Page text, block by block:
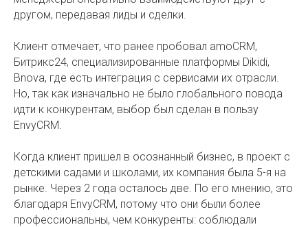
другом, передавая лиды и сделки.
Клиент отмечает, что ранее пробовал amoCRM,
Битрикс24, специализированные платформы Dikidi,
Bnova, где есть интеграция с сервисами их отрасли.
Но, так как изначально не было глобального повода
идти к конкурентам, выбор был сделан в пользу
EnvyCRM.
Когда клиент пришел в осознанный бизнес, в проект с
детскими садами и школами, их компания была 5-я на
рынке. Через 2 года осталось две. По его мнению, это
благодаря EnvyCRM, потому что они были более
профессиональны, чем конкуренты: соблюдали